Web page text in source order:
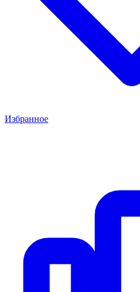
Избранное